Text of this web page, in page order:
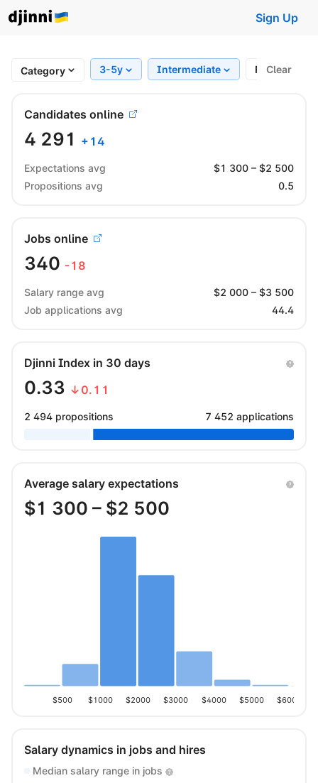
Sign Up
Category 3-5y Intermediate Region
Clear
Candidates online
4 291 + 14
Expectations avg $1 300 – $2 500
Propositions avg
0.5
Jobs online
340 -18
Salary range avg $2 000 – $3 500
Job applications avg
44.4
Djinni Index in 30 days
0.33 ↓0.11
2 494 propositions 7 452 applications
Average salary expectations
$1 300 – $2 500
$500 $1000 $2000 $3000 $4000 $5000 $6000
Salary dynamics in jobs and hires
Median salary range in jobs